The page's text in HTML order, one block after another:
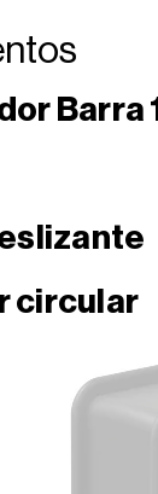
Barra 1
circular